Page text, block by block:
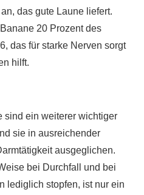
das gute Laune liefert.
20 Prozent des
das für starke Nerven sorgt
hilft.
sind ein weiterer wichtiger
sie in ausreichender
ausgeglichen.
bei Durchfall und bei
lediglich stopfen, ist nur ein